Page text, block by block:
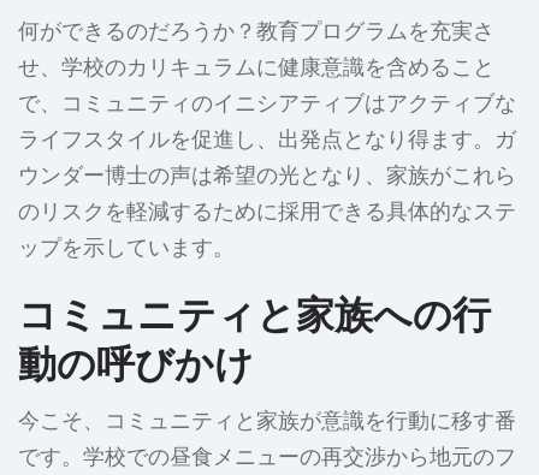
何ができるのだろうか？教育プログラムを充実さ
せ、学校のカリキュラムに健康意識を含めること
で、コミュニティのイニシアティブはアクティブな
ライフスタイルを促進し、出発点となり得ます。ガ
ウンダー博士の声は希望の光となり、家族がこれら
のリスクを軽減するために採用できる具体的なステ
ップを示しています。
コミュニティと家族への行
動の呼びかけ
今こそ、コミュニティと家族が意識を行動に移す番
です。学校での昼食メニューの再交渉から地元のフ